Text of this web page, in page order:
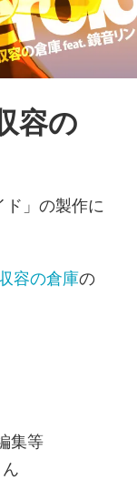
容の
」の製作に
容の倉庫の
集等